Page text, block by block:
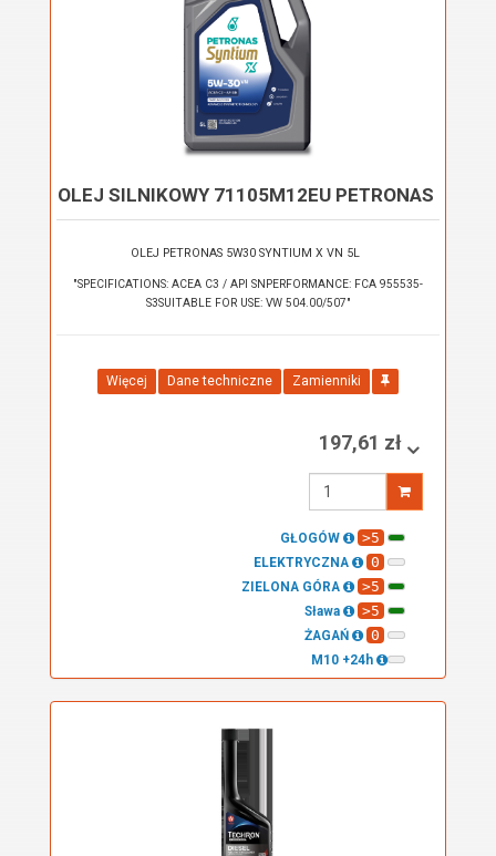
OLEJ SILNIKOWY 71105M12EU PETRONAS
OLEJ PETRONAS 5W30 SYNTIUM X VN 5L
"SPECIFICATIONS: ACEA C3 / API SNPERFORMANCE: FCA 955535-
S3SUITABLE FOR USE: VW 504.00/507"
Więcej Dane techniczne Zamienniki
197,61 zł
GŁOGÓW >5
ELEKTRYCZNA 0
ZIELONA GÓRA >5
Sława >5
ŻAGAŃ 0
M10 +24h